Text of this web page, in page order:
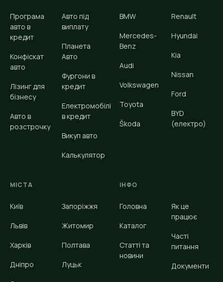
Програма
авто в
кредит
Конфіскат
авто
Лізинг для
бізнесу
Авто в
розстрочку
Авто під
виплату
Планета
Авто
Фургони в
кредит
Електромобілі
в кредит
Викуп авто
Калькулятор
BMW
Mercedes-
Benz
Audi
Volkswagen
Toyota
Škoda
Renault
Hyundai
Kia
Nissan
Ford
BYD
(електро)
МІСТА
Київ
Львів
Харків
Дніпро
Запоріжжя
Житомир
Полтава
Луцьк
ІНФО
Головна
Каталог
Статті та
новини
Як це
працює
Часті
питання
Документи